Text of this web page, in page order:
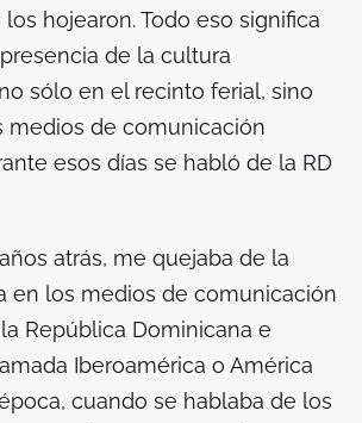
hojearon. Todo eso significa
de la cultura
sólo en el recinto ferial, sino
medios de comunicación
esos días se habló de la RD
atrás, me quejaba de la
en los medios de comunicación
República Dominicana e
Iberoamérica o América
cuando se hablaba de los